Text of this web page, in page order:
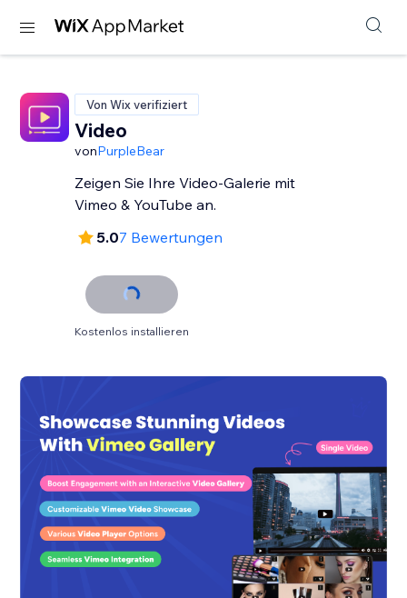
Von Wix verifiziert
Video
vonPurpleBear
Zeigen Sie Ihre Video-Galerie mit
Vimeo & YouTube an.
5.07 Bewertungen
Kostenlos installieren